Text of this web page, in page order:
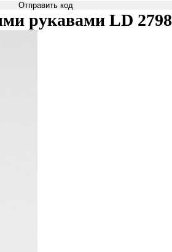
Отправить код
рукавами LD 2798